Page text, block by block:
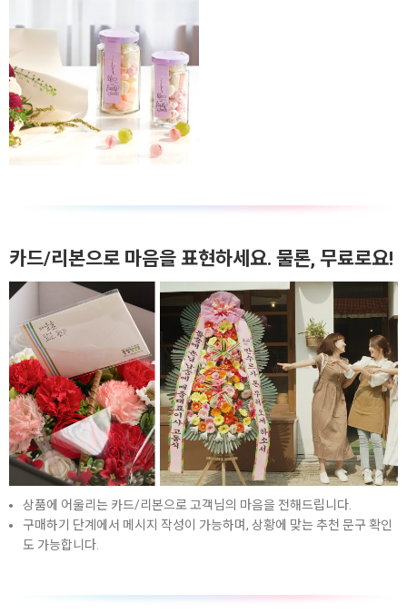
카드/리본으로 마음을 표현하세요. 물론, 무료로요!
상품에 어울리는 카드/리본으로 고객님의 마음을 전해드립니다.
구매하기 단계에서 메시지 작성이 가능하며, 상황에 맞는 추천 문구 확인
도 가능합니다.